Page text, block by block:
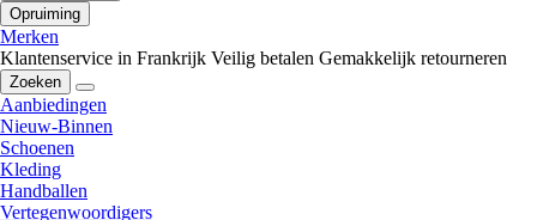
Opruiming
Merken
Klantenservice in Frankrijk Veilig betalen Gemakkelijk retourneren
Zoeken
Aanbiedingen
Nieuw-Binnen
Schoenen
Kleding
Handballen
Vertegenwoordigers